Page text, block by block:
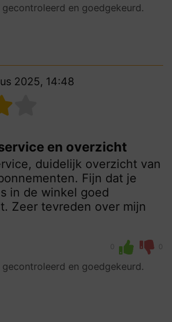
en goedgekeurd.
2025, 14:48
en overzicht
duidelijk overzicht van
Fijn dat je
in de winkel goed
Zeer tevreden over mijn
0 0
en goedgekeurd.